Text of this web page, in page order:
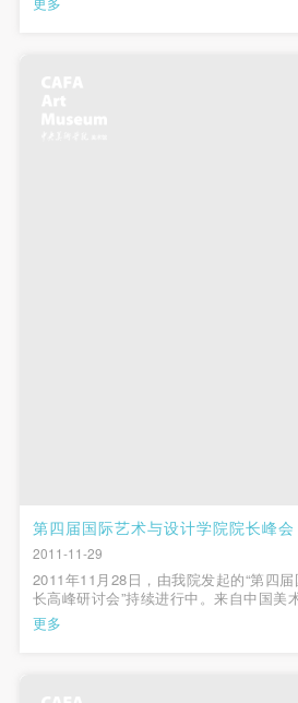
聚美院，共同探讨全球化语境下，艺术
第四届国际艺术与设计学院院长峰
2011-11-29
2011年11月28日，由我院发起的“第四
长高峰研讨会”持续进行中。来自中国美
与设计学院的院长就“基础教学”做主题发
景波教授担任学术主持。中国美术学院院
更多